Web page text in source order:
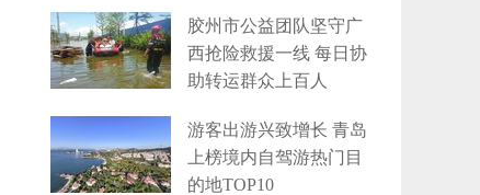
胶州市公益团队坚守广
西抢险救援一线 每日协
助转运群众上百人
游客出游兴致增长 青岛
上榜境内自驾游热门目
的地TOP10